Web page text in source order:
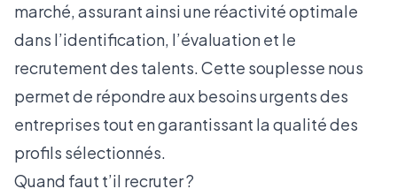
marché, assurant ainsi une réactivité optimale
dans l’identification, l’évaluation et le
recrutement des talents. Cette souplesse nous
permet de répondre aux besoins urgents des
entreprises tout en garantissant la qualité des
profils sélectionnés.
Quand faut t’il recruter ?